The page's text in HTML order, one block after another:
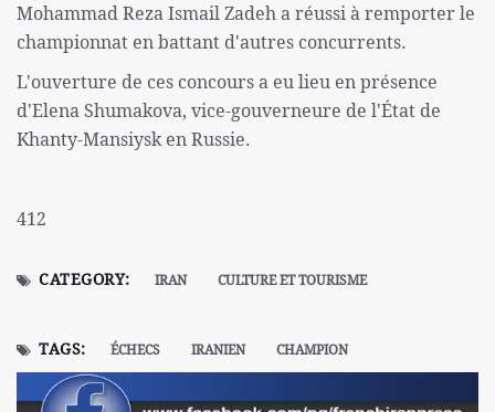
Mohammad Reza Ismail Zadeh a réussi à remporter le
championnat en battant d'autres concurrents.
L'ouverture de ces concours a eu lieu en présence
d'Elena Shumakova, vice-gouverneure de l'État de
Khanty-Mansiysk en Russie.
412
CATEGORY: IRAN CULTURE ET TOURISME
TAGS: ÉCHECS IRANIEN CHAMPION